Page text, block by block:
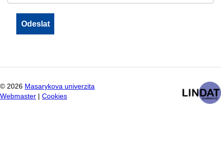
© 2026 Masarykova univerzita
Webmaster
Cookies